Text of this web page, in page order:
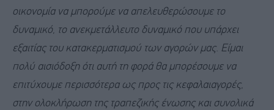
οικονομία να μπορούμε να απελευθερώσουμε το
δυναμικό, το ανεκμετάλλευτο δυναμικό που υπάρχει
εξαιτίας του κατακερματισμού των αγορών μας. Είμαι
πολύ αισιόδοξη ότι αυτή τη φορά θα μπορέσουμε να
επιτύχουμε περισσότερα ως προς τις κεφαλαιαγορές,
στην ολοκλήρωση της τραπεζικής ένωσης και συνολικά